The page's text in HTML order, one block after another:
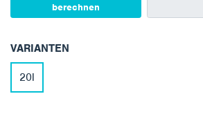
berechnen
VARIANTEN
20l